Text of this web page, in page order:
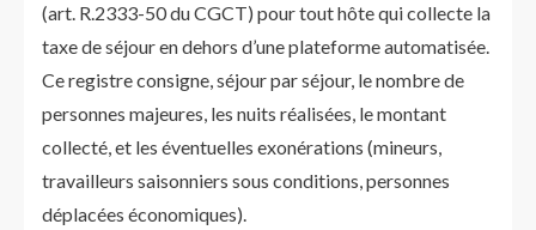
(art. R.2333-50 du CGCT) pour tout hôte qui collecte la
taxe de séjour en dehors d’une plateforme automatisée.
Ce registre consigne, séjour par séjour, le nombre de
personnes majeures, les nuits réalisées, le montant
collecté, et les éventuelles exonérations (mineurs,
travailleurs saisonniers sous conditions, personnes
déplacées économiques).